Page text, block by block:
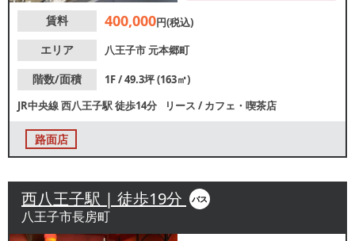
件等、お気軽にお問合せくださ
賃料 400,000円(税込)
エリア
八王子市元本郷町
階数/面積
1F / 49.3坪 (163㎡)
JR中央線西八王子駅徒歩14分 リース /カフェ・喫茶店
路面店
西八王子駅 | 徒歩19分 バス
八王子市長房町